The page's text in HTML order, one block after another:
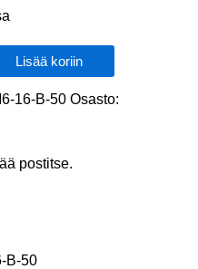
Lisää koriin
16-B-50 Osasto:
postitse.
B-50